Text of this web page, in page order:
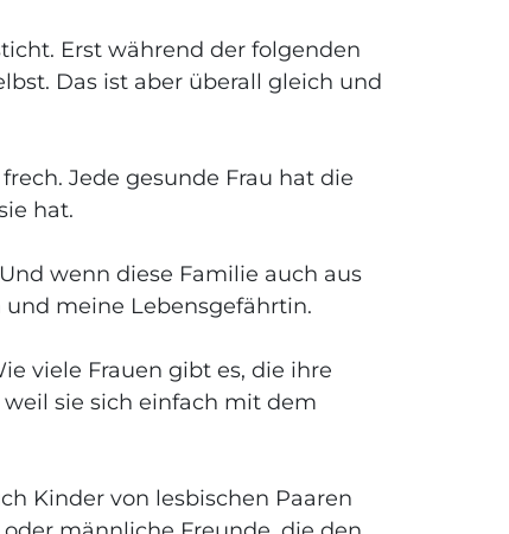
Erst während der folgenden
Das ist aber überall gleich und
Jede gesunde Frau hat die
hat.
wenn diese Familie auch aus
meine Lebensgefährtin.
viele Frauen gibt es, die ihre
sie sich einfach mit dem
Kinder von lesbischen Paaren